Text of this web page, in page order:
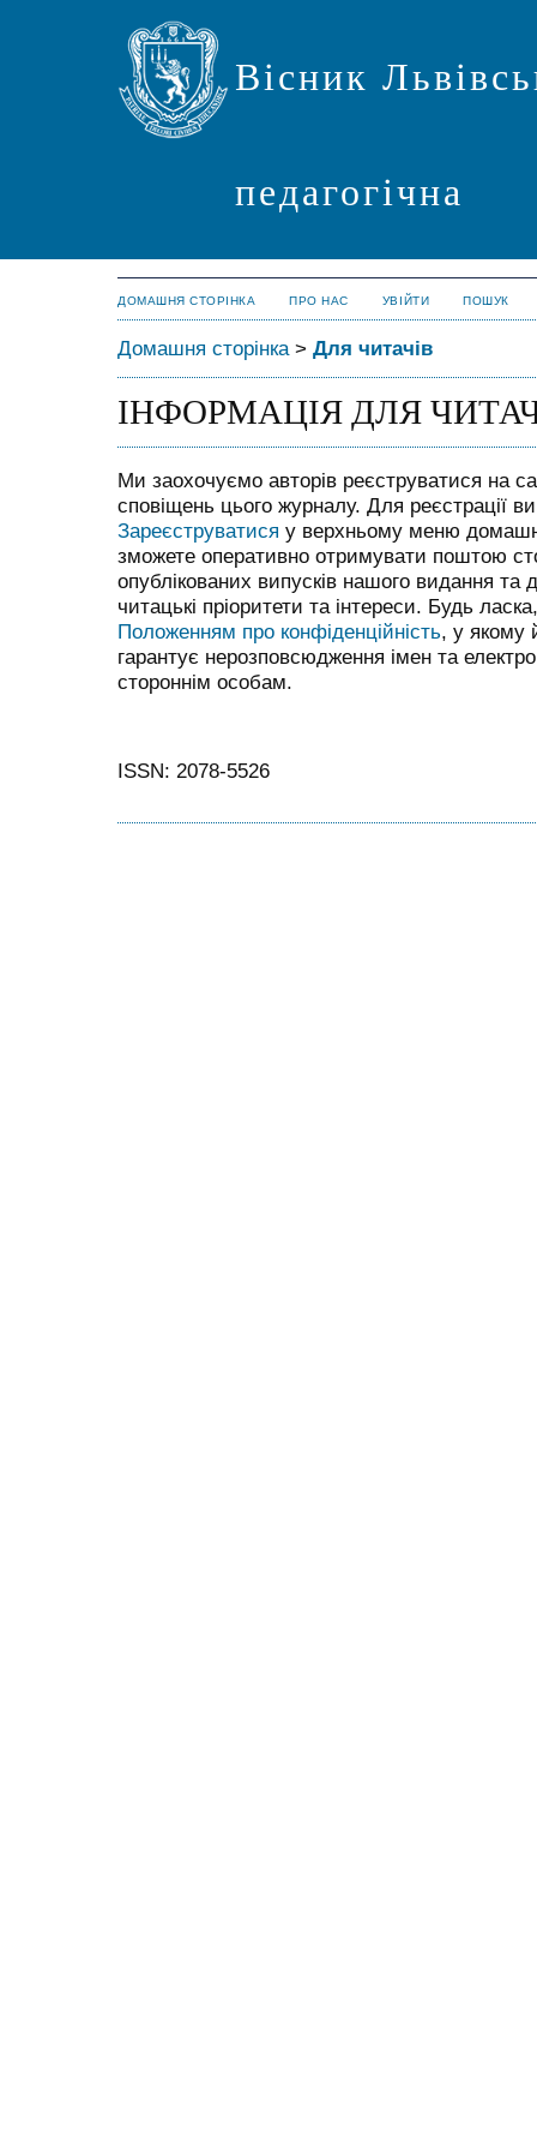
Вісник
педагогічна
ДОМАШНЯ СТОРІНКА ПРО НАС УВІЙТИ ПОШУК
Домашня сторінка> Для читачів
ІНФОРМАЦІЯ ДЛЯ
Ми заохочуємо авторів реєструватися на
сповіщень цього журналу. Для реєстрації
Зареєструватися у верхньому меню
зможете оперативно отримувати поштою
опублікованих випусків нашого видання та
читацькі пріоритети та інтереси. Будь
Положенням про конфіденційність, у якому
гарантує нерозповсюдження імен та
стороннім особам.
ISSN: 2078-5526